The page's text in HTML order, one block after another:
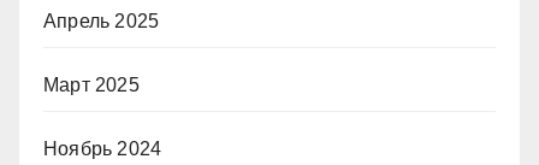
Апрель 2025
Март 2025
Ноябрь 2024